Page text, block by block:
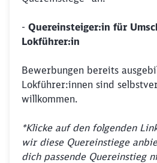
- Quereinsteiger:in für
Lokführer:in
Bewerbungen bereits
Lokführer:innen sind
willkommen.
*Klicke auf den folgenden
wir diese Quereinstiege
dich passende Quereinstieg
Möchten Sie zu
werden?